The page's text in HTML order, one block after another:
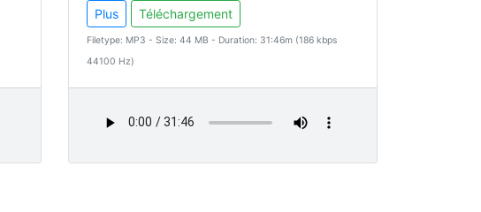
Plus Téléchargement
Filetype: MP3 - Size: 44 MB - Duration: 31:46m (186 kbps
44100 Hz)